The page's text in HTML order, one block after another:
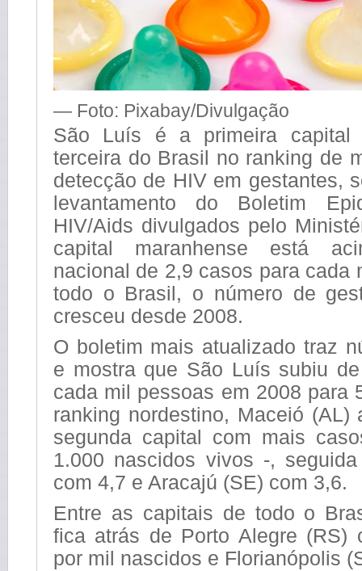
— Foto: Pixabay/Divulgação
São Luís é a primeira capital
terceira do Brasil no ranking de
detecção de HIV em gestantes,
levantamento do Boletim
HIV/Aids divulgados pelo
capital maranhense está
nacional de 2,9 casos para cada
todo o Brasil, o número de
cresceu desde 2008.
O boletim mais atualizado traz
e mostra que São Luís subiu
cada mil pessoas em 2008 para
ranking nordestino, Maceió (AL)
segunda capital com mais
1.000 nascidos vivos -,
com 4,7 e Aracajú (SE) com 3,6.
Entre as capitais de todo o
fica atrás de Porto Alegre (RS)
por mil nascidos e Florianópolis